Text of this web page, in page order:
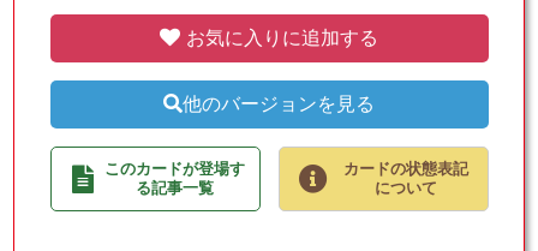
お気に入りに追加する
他のバージョンを見る
このカードが登場す
る記事一覧
カードの状態表記
について